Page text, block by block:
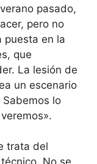
pasado,
pero no
puesta en la
que
La lesión de
un escenario
lo
trata del
No se